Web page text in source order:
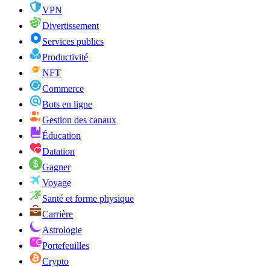
VPN
Divertissement
Services publics
Productivité
NFT
Commerce
Bots en ligne
Gestion des canaux
Éducation
Datation
Gagner
Voyage
Santé et forme physique
Carrière
Astrologie
Portefeuilles
Crypto